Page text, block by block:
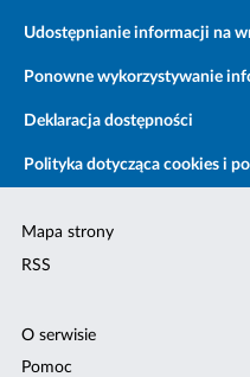
Udostępnianie informacji na
Ponowne wykorzystywanie
Deklaracja dostępności
Polityka dotycząca cookies i
Mapa strony
RSS
O serwisie
Pomoc